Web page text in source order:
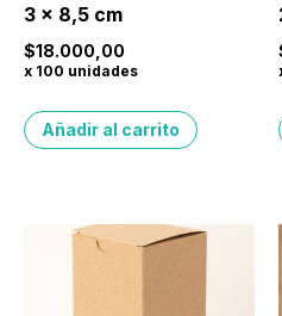
3 x 8,5 cm
$18.000,00
x 100 unidades
Añadir al carrito